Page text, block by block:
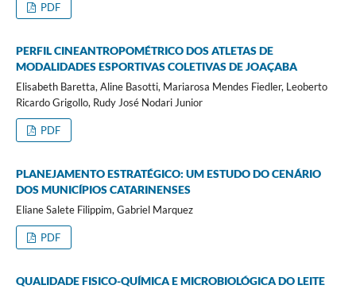
PDF
PERFIL CINEANTROPOMÉTRICO DOS ATLETAS DE
MODALIDADES ESPORTIVAS COLETIVAS DE JOAÇABA
Elisabeth Baretta, Aline Basotti, Mariarosa Mendes Fiedler, Leoberto
Ricardo Grigollo, Rudy José Nodari Junior
PDF
PLANEJAMENTO ESTRATÉGICO: UM ESTUDO DO CENÁRIO
DOS MUNICÍPIOS CATARINENSES
Eliane Salete Filippim, Gabriel Marquez
PDF
QUALIDADE FISICO-QUÍMICA E MICROBIOLÓGICA DO LEITE